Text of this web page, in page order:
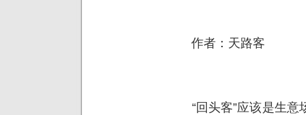
作者：天路客
“回头客”应该是生意